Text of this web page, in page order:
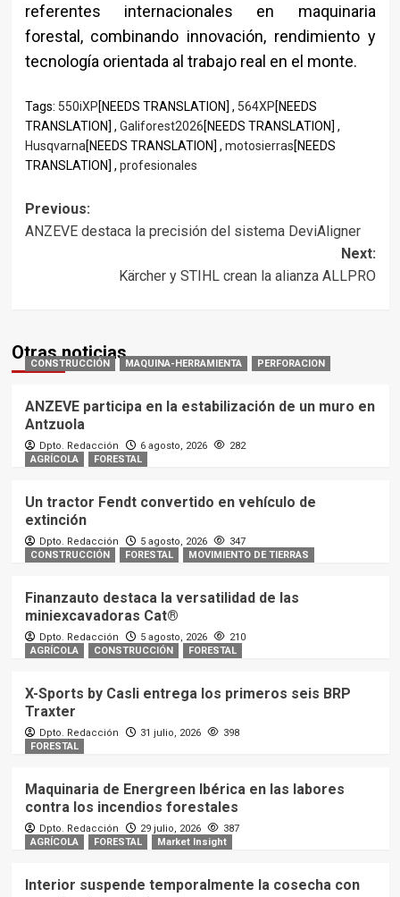
referentes internacionales en maquinaria
forestal, combinando innovación, rendimiento y
tecnología orientada al trabajo real en el monte.
Tags: 550iXP[NEEDS TRANSLATION] , 564XP[NEEDS
TRANSLATION] , Galiforest2026[NEEDS TRANSLATION] ,
Husqvarna[NEEDS TRANSLATION] , motosierras[NEEDS
TRANSLATION] , profesionales
Post
navigation
Previous:
ANZEVE destaca la precisión del sistema DeviAligner
Next:
Kärcher y STIHL crean la alianza ALLPRO
Otras noticias
CONSTRUCCIÓN MAQUINA-HERRAMIENTA PERFORACION
ANZEVE participa en la estabilización de un muro en
Antzuola
Dpto. Redacción 6 agosto, 2026
282
AGRÍCOLA
FORESTAL
Un tractor Fendt convertido en vehículo de
extinción
Dpto. Redacción 5 agosto, 2026
347
CONSTRUCCIÓN
FORESTAL MOVIMIENTO DE TIERRAS
Finanzauto destaca la versatilidad de las
miniexcavadoras Cat®
Dpto. Redacción 5 agosto, 2026
210
AGRÍCOLA
CONSTRUCCIÓN FORESTAL
X-Sports by Casli entrega los primeros seis BRP
Traxter
Dpto. Redacción 31 julio, 2026
398
FORESTAL
Maquinaria de Energreen Ibérica en las labores
contra los incendios forestales
Dpto. Redacción 29 julio, 2026
387
AGRÍCOLA
FORESTAL Market Insight
Interior suspende temporalmente la cosecha con